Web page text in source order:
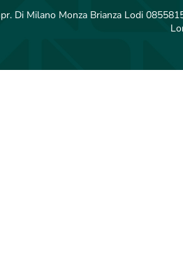
Di Milano Monza Brianza Lodi